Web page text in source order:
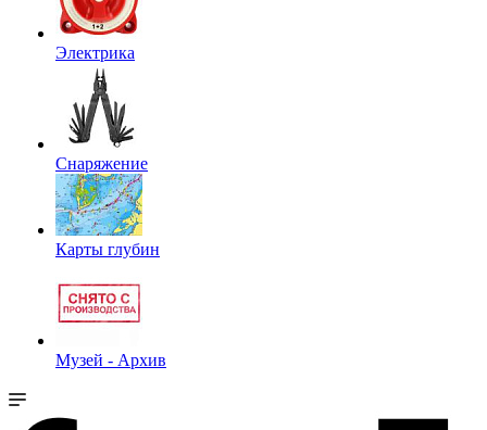
Электрика
Снаряжение
Карты глубин
Музей - Архив